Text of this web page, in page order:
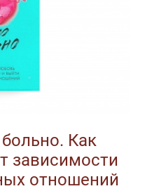
Как
зависимости
отношений